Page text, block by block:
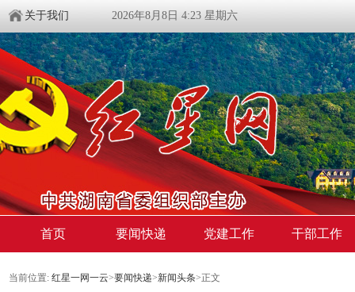
关于我们 2026年8月8日 4:23 星期六
首页 要闻快递 党建工作 干部工作
当前位置: 红星一网一云>要闻快递>新闻头条>正文